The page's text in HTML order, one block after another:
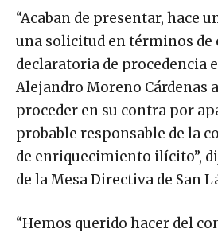
“Acaban de presentar, hace
una solicitud en términos de
declaratoria de procedencia
Alejandro Moreno Cárdenas
proceder en su contra por
probable responsable de la
de enriquecimiento ilícito”,
de la Mesa Directiva de San
“Hemos querido hacer del